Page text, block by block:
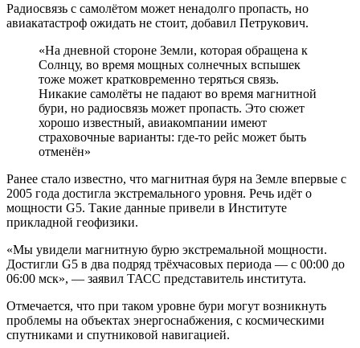
Радиосвязь с самолётом может ненадолго пропасть, но
авиакатастроф ожидать не стоит, добавил Петрукович.
«На дневной стороне Земли, которая обращена к
Солнцу, во время мощных солнечных вспышек
тоже может кратковременно теряться связь.
Никакие самолёты не падают во время магнитной
бури, но радиосвязь может пропасть. Это сюжет
хорошо известный, авиакомпании имеют
страховочные варианты: где-то рейс может быть
отменён»
Ранее стало известно, что магнитная буря на Земле впервые с
2005 года достигла экстремального уровня. Речь идёт о
мощности G5. Такие данные привели в Институте
прикладной геофизики.
«Мы увидели магнитную бурю экстремальной мощности.
Достигли G5 в два подряд трёхчасовых периода — с 00:00 до
06:00 мск», — заявил ТАСС представитель института.
Отмечается, что при таком уровне бури могут возникнуть
проблемы на объектах энергоснабжения, с космическими
спутниками и спутниковой навигацией.